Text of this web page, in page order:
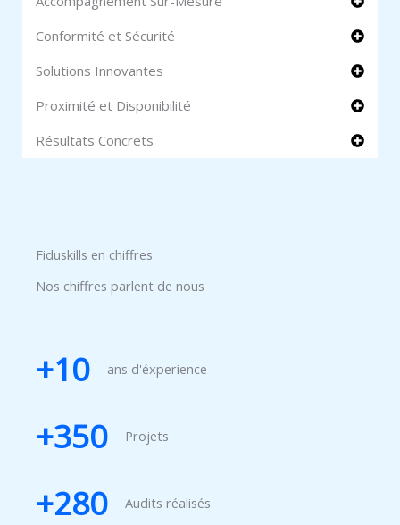
Conformité et Sécurité
Solutions Innovantes
Proximité et Disponibilité
Résultats Concrets
Fiduskills en chiffres
Nos chiffres parlent de nous
+10 ans d'éxperience
+350 Projets
+280 Audits réalisés